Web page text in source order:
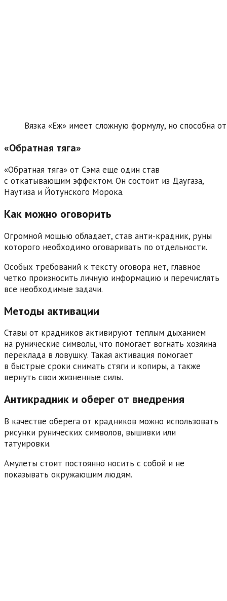
Вязка «Еж» имеет сложную формулу, но способна
«Обратная тяга»
«Обратная тяга» от Сэма еще один став
с откатывающим эффектом. Он состоит из Даугаза,
Наутиза и Йотунского Морока.
Как можно оговорить
Огромной мощью обладает, став анти-крадник, руны
которого необходимо оговаривать по отдельности.
Особых требований к тексту оговора нет, главное
четко произносить личную информацию и перечислять
все необходимые задачи.
Методы активации
Ставы от крадников активируют теплым дыханием
на рунические символы, что помогает вогнать хозяина
переклада в ловушку. Такая активация помогает
в быстрые сроки снимать стяги и копиры, а также
вернуть свои жизненные силы.
Антикрадник и оберег от внедрения
В качестве оберега от крадников можно использовать
рисунки рунических символов, вышивки или
татуировки.
Амулеты стоит постоянно носить с собой и не
показывать окружающим людям.